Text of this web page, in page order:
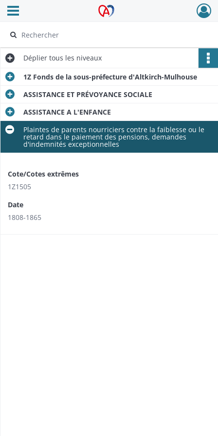
Archives Alsace - Colmar
Ouvrir le menu déroulant
Déplier tous les niveaux
1Z Fonds de la sous-préfecture d'Altkirch-Mulhouse
ASSISTANCE ET PRÉVOYANCE SOCIALE
ASSISTANCE A L'ENFANCE
Plaintes de parents nourriciers contre la faiblesse ou le
retard dans le paiement des pensions, demandes
d'indemnités exceptionnelles
Cote/Cotes extrêmes
1Z1505
Date
1808-1865